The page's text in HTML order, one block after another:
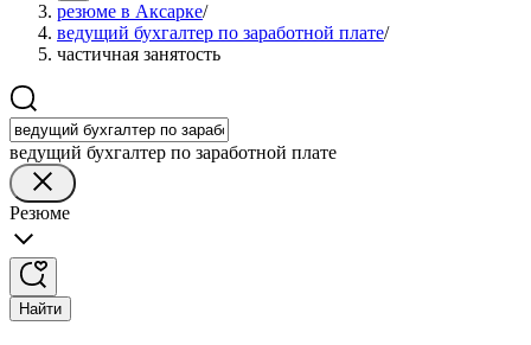
резюме в Аксарке/
ведущий бухгалтер по заработной плате/
частичная занятость
ведущий бухгалтер по заработной плате
Резюме
Найти